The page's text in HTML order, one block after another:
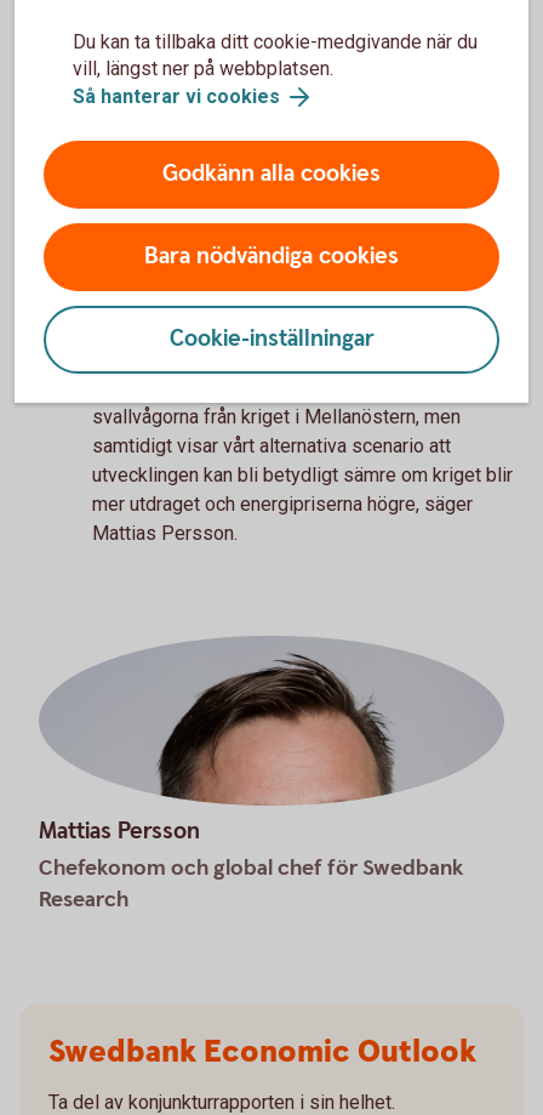
Vad händer med svensk ekonomi?
Svensk ekonomi har motståndskraft
Den senaste tidens utveckling av kriget i
Mellanöstern bedöms dämpa tillväxten i närtid,
Sammantaget räknar Swedbank med att BNP ökar
med 1,8 procent i år och 2,4 procent nästa år.
Offentliga investeringar väntas förbli ett viktigt
bidrag till tillväxten även framöver, med en samlad
ökning på omkring 6,5 procent i år och nästa år.
svallvågorna från kriget i Mellanöstern, men
samtidigt visar vårt alternativa scenario att
utvecklingen kan bli betydligt sämre om kriget blir
mer utdraget och energipriserna högre, säger
Mattias Persson.
Mattias Persson
Chefekonom och global chef för Swedbank
Research
Swedbank Economic Outlook
Ta del av konjunkturrapporten i sin helhet.
Du kan ta tillbaka ditt cookie-medgivande när du
vill, längst ner på webbplatsen.
Så hanterar vi cookies
Godkänn alla cookies
Bara nödvändiga cookies
Cookie-inställningar